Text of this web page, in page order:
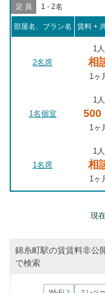
定員 1 - 2名
部屋名、プラン名 賃料 +
2名席
1人
相
1ヶ
1名個室
1人
500
1ヶ
1名席
1人
相
1ヶ
現
錦糸町駅の賃賃料非公
で検索